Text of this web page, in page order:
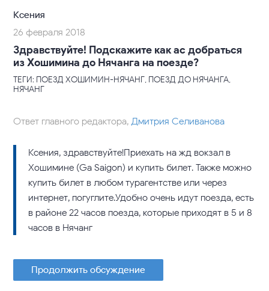
Ксения
26 февраля 2018
Здравствуйте! Подскажите как ас добраться
из Хошимина до Нячанга на поезде?
ТЕГИ: ПОЕЗД ХОШИМИН-НЯЧАНГ, ПОЕЗД ДО НЯЧАНГА,
НЯЧАНГ
Ответ главного редактора,Дмитрия Селиванова
Ксения, здравствуйте!Приехать на жд вокзал в
Хошимине (Ga Saigon) и купить билет. Также можно
купить билет в любом турагентстве или через
интернет, погуглите.Удобно очень идут поезда, есть
в районе 22 часов поезда, которые приходят в 5 и 8
часов в Нячанг
Продолжить обсуждение